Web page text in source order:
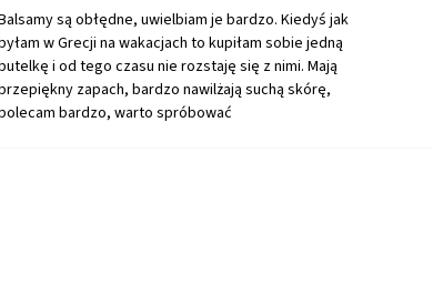
są obłędne, uwielbiam je bardzo. Kiedyś jak
w Grecji na wakacjach to kupiłam sobie jedną
i od tego czasu nie rozstaję się z nimi. Mają
zapach, bardzo nawilżają suchą skórę,
bardzo, warto spróbować